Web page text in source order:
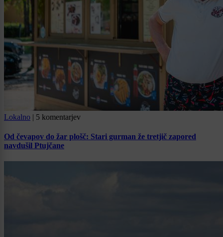
Lokalno | 5 komentarjev
Od čevapov do žar plošč: Stari gurman že tretjič zapored
navdušil Ptujčane